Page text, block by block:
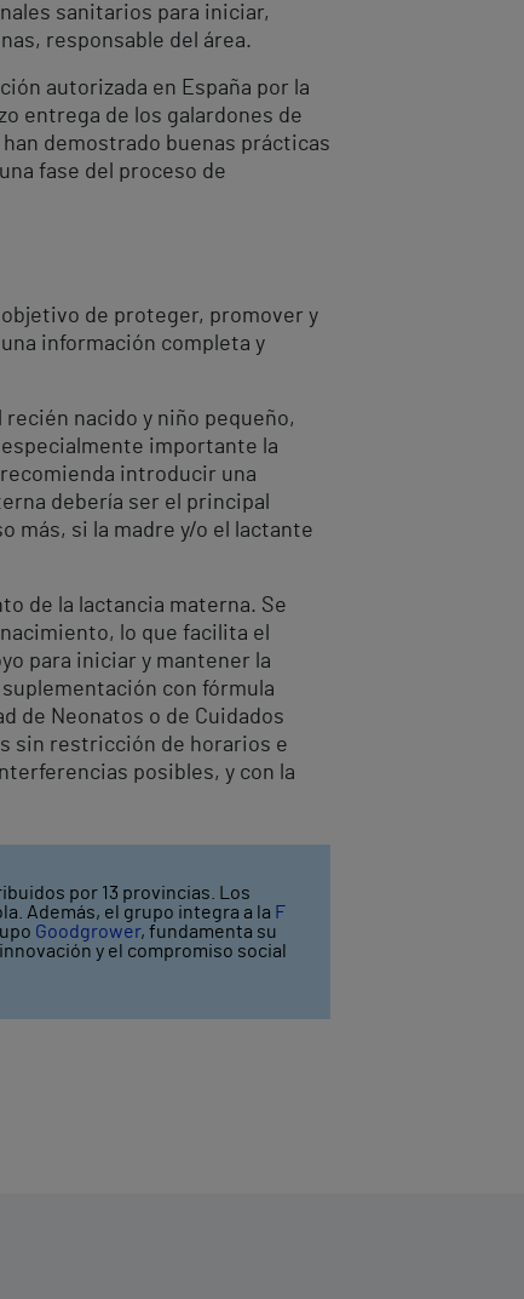
sanitarios para iniciar,
responsable del área.
autorizada en España por la
entrega de los galardones de
demostrado buenas prácticas
fase del proceso de
de proteger, promover y
información completa y
recién nacido y niño pequeño,
especialmente importante la
introducir una
debería ser el principal
más, si la madre y/o el lactante
de la lactancia materna. Se
lo que facilita el
para iniciar y mantener la
con fórmula
de Neonatos o de Cuidados
sin restricción de horarios e
posibles, y con la
por 13 provincias. Los
Además, el grupo integra a la F
Goodgrower, fundamenta su
y el compromiso social